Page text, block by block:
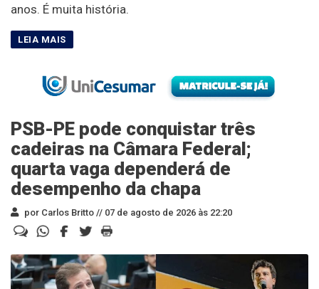
anos. É muita história.
PSB-PE pode conquistar três
cadeiras na Câmara Federal;
quarta vaga dependerá de
desempenho da chapa
por Carlos Britto // 07 de agosto de 2026 às 22:20